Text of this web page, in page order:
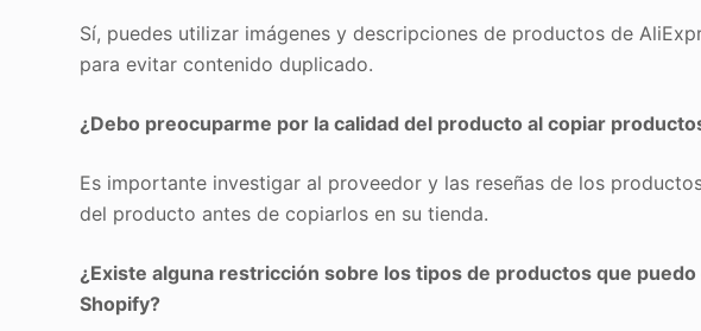
Sí, puedes utilizar imágenes y descripciones de productos de
para evitar contenido duplicado.
¿Debo preocuparme por la calidad del producto al copiar
Es importante investigar al proveedor y las reseñas de los
del producto antes de copiarlos en su tienda.
¿Existe alguna restricción sobre los tipos de productos que
Shopify?